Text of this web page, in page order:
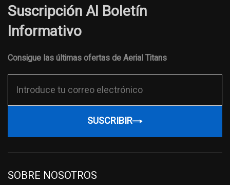
Suscripción Al Boletín
Informativo
Consigue las últimas ofertas de Aerial Titans
SUSCRIBIR
SOBRE NOSOTROS